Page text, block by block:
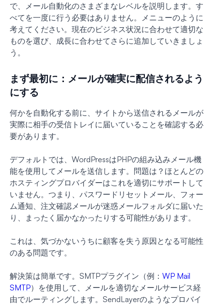
で、メール自動化のさまざまなレベルを説明します。す
べてを一度に行う必要はありません。メニューのように
考えてください。現在のビジネス状況に合わせて適切な
ものを選び、成長に合わせてさらに追加していきましょ
う。
まず最初に：メールが確実に配信されるよう
にする
何かを自動化する前に、サイトから送信されるメールが
実際に相手の受信トレイに届いていることを確認する必
要があります。
デフォルトでは、WordPressはPHPの組み込みメール機
能を使用してメールを送信します。問題は？ほとんどの
ホスティングプロバイダーはこれを適切にサポートして
いません。つまり、パスワードリセットメール、フォー
ム通知、注文確認メールが迷惑メールフォルダに届いた
り、まったく届かなかったりする可能性があります。
これは、気づかないうちに顧客を失う原因となる可能性
のある問題です。
解決策は簡単です。SMTPプラグイン（例： WP Mail
SMTP）を使用して、メールを適切なメールサービス経
由でルーティングします。SendLayerのようなプロバイ